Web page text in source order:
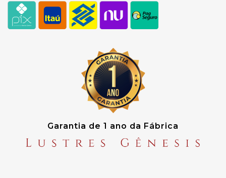
Garantia de 1 ano da Fábrica